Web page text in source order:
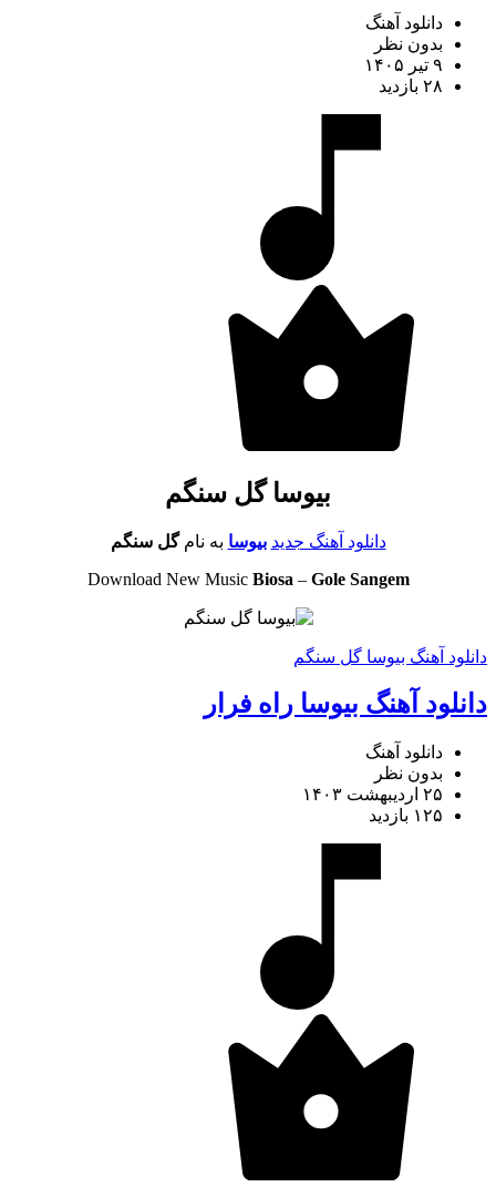
دانلود آهنگ
بدون نظر
۹ تیر ۱۴۰۵
۲۸ بازدید
بیوسا گل سنگم
دانلود آهنگ جدید بیوسا به نامگل سنگم
Download New Music Biosa – Gole Sangem
دانلود آهنگ بیوسا گل سنگم
دانلود آهنگ بیوسا راه فرار
دانلود آهنگ
بدون نظر
۲۵ اردیبهشت ۱۴۰۳
۱۲۵ بازدید